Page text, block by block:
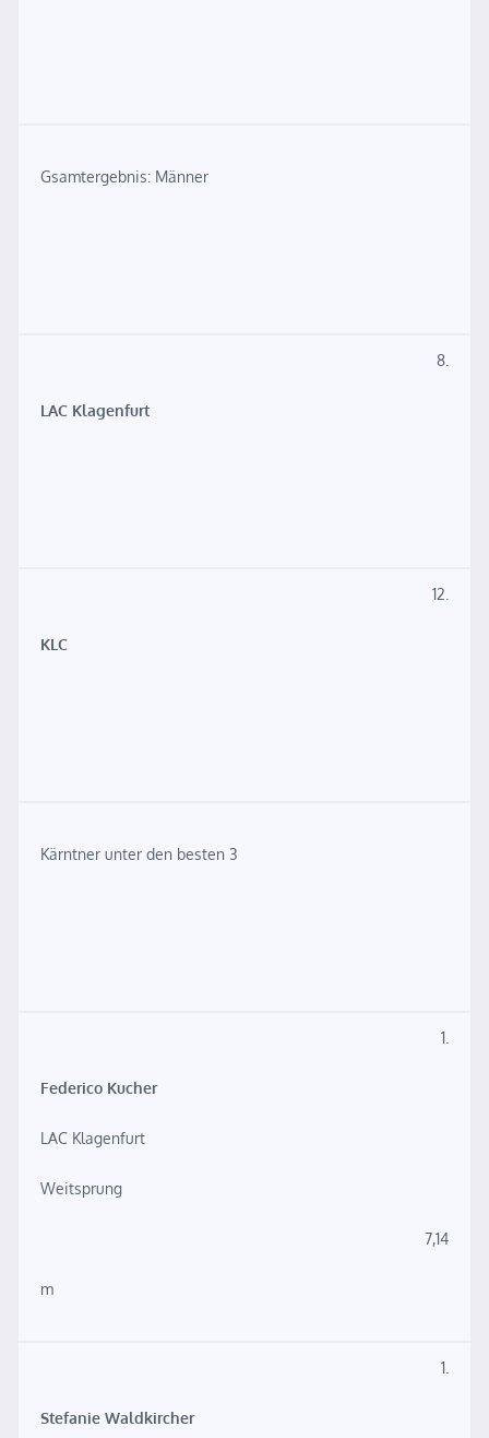
Gsamtergebnis: Männer
8.
LAC Klagenfurt
12.
KLC
Kärntner unter den besten 3
1.
Federico Kucher
LAC Klagenfurt
Weitsprung
7,14
m
1.
Stefanie Waldkircher